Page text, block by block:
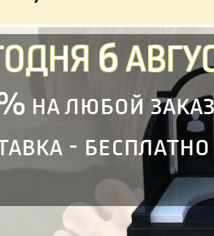
6
на любой
- бесплатно